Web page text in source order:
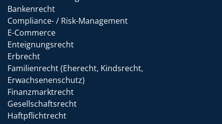
Bankenrecht
Compliance- / Risk-Management
E-Commerce
Enteignungsrecht
Erbrecht
Familienrecht (Eherecht, Kindsrecht,
Erwachsenenschutz)
Finanzmarktrecht
Gesellschaftsrecht
Haftpflichtrecht